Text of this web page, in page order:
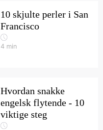
10 skjulte perler i San
Francisco
4 min
Hvordan snakke
engelsk flytende - 10
viktige steg